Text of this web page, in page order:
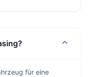
für eine